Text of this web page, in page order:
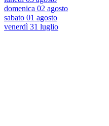
domenica 02 agosto
sabato 01 agosto
venerdì 31 luglio